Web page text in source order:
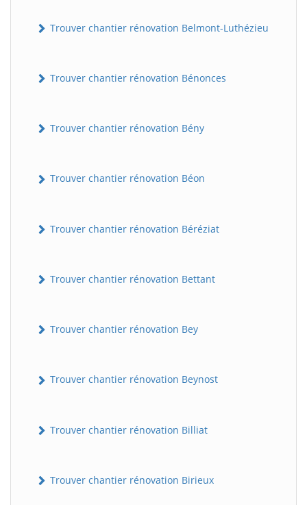
Trouver chantier rénovation Belmont-Luthézieu
Trouver chantier rénovation Bénonces
Trouver chantier rénovation Bény
Trouver chantier rénovation Béon
Trouver chantier rénovation Béréziat
Trouver chantier rénovation Bettant
Trouver chantier rénovation Bey
Trouver chantier rénovation Beynost
Trouver chantier rénovation Billiat
Trouver chantier rénovation Birieux